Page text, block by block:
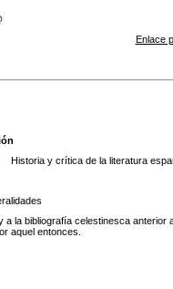
Enlace
Historia y crítica de la literatura
a la bibliografía celestinesca
aquel entonces.